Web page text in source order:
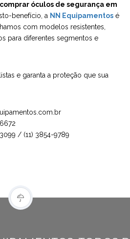
comprar óculos de segurança em
benefício, a NN Equipamentos é
com modelos resistentes,
para diferentes segmentos e
e garanta a proteção que sua
/ (11) 3854-9789